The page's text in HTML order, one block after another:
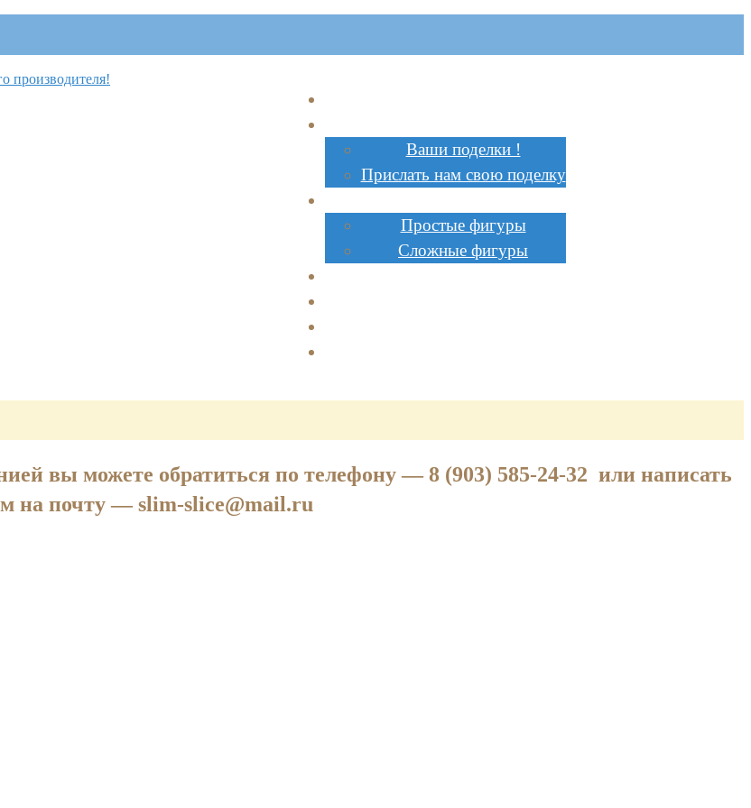
Ваши поделки !
Прислать нам свою поделку
Простые фигуры
Сложные фигуры
вы можете обратиться по телефону —8 (903) 585-24-32 или написать
на почту —slim-slice@mail.ru